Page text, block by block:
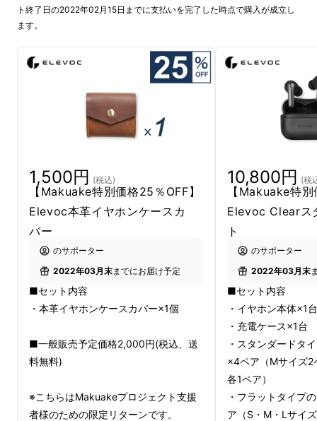
音声処理技術の研究開発に専念してきた
Elevocの技術は、世界の有名ブランドに採用
され、導入されているデバイスの数はなんと１
億台！
皆様が今使っているスマ
が搭載され
ているかもしれません。
ト終了日の2022年02月15日までに支払いを完了した時点で購入が成立し
ます。
1,500円 (税込)
【Makuake特別価格25％OFF】
Elevoc本革イヤホンケースカ
バー
のサポーター
2022年03月末までにお届け予定
■セット内容
・本革イヤホンケースカバー×1個
■一般販売予定価格2,000円(税込、送
料無料)
※こちらはMakuakeプロジェクト支援
者様のための限定リターンです。
10,800円 (税
【Makuake特
Elevoc Clearス
ト
のサポーター
2022年03月末
■セット内容
・イヤホン本体×1台
・充電ケース×1台
・スタンダードタ
×4ペア（Mサイズ2
各1ペア）
・フラットタイプ
ア（S・M・Lサイ